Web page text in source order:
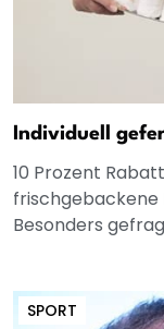
Individuell
10 Prozent
frischgebackene
Besonders
SPORT